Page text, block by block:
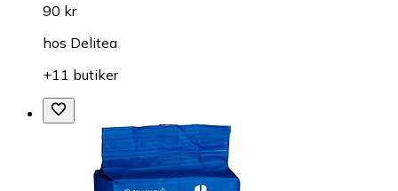
90 kr
hos Delitea
+11 butiker